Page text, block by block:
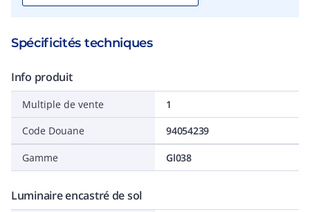
Spécificités techniques
Info produit
Multiple de vente
1
Code Douane
94054239
Gamme Gl038
Luminaire encastré de sol